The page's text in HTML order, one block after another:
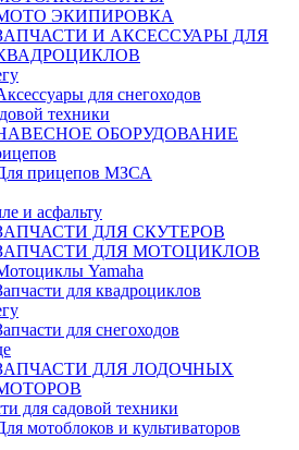
ЭКИПИРОВКА
И АКСЕССУАРЫ ДЛЯ
для снегоходов
техники
ОБОРУДОВАНИЕ
прицепов МЗСА
и асфальту
ДЛЯ СКУТЕРОВ
ДЛЯ МОТОЦИКЛОВ
Yamaha
для квадроциклов
для снегоходов
ДЛЯ ЛОДОЧНЫХ
для садовой техники
мотоблоков и культиваторов